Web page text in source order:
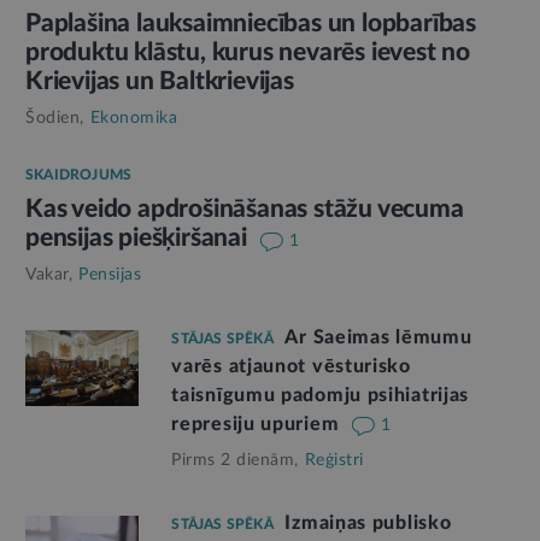
Paplašina lauksaimniecības un lopbarības
produktu klāstu, kurus nevarēs ievest no
Krievijas un Baltkrievijas
Šodien, Ekonomika
SKAIDROJUMS
Kas veido apdrošināšanas stāžu vecuma
pensijas piešķiršanai
1
Vakar, Pensijas
STĀJAS SPĒKĀ
Ar Saeimas lēmumu
varēs atjaunot vēsturisko
taisnīgumu padomju psihiatrijas
represiju upuriem
1
Pirms 2 dienām, Reģistri
STĀJAS SPĒKĀ
Izmaiņas publisko